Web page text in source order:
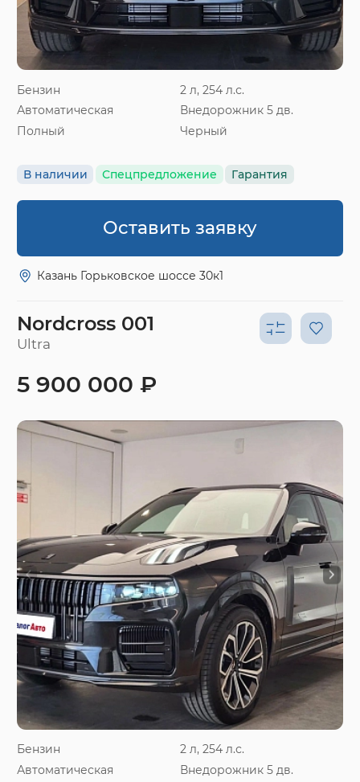
Бензин
2 л, 254 л.с.
Автоматическая
Внедорожник 5 дв.
Полный
Черный
В наличии Спецпредложение Гарантия
Оставить заявку
Казань Горьковское шоссе 30к1
Nordcross 001
Ultra
Бензин
2 л, 254 л.с.
Автоматическая
Внедорожник 5 дв.
5 900 000 ₽